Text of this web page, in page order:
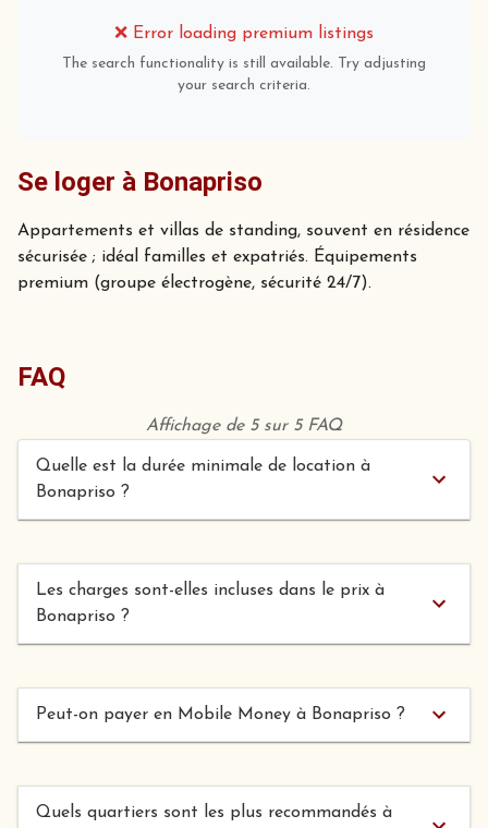
❌ Error loading premium listings
The search functionality is still available. Try adjusting
your search criteria.
Se loger à Bonapriso
Appartements et villas de standing, souvent en résidence
sécurisée ; idéal familles et expatriés. Équipements
premium (groupe électrogène, sécurité 24/7).
FAQ
Affichage de 5 sur 5 FAQ
Quelle est la durée minimale de location à
Bonapriso ?
Les charges sont-elles incluses dans le prix à
Bonapriso ?
Peut-on payer en Mobile Money à Bonapriso ?
Quels quartiers sont les plus recommandés à